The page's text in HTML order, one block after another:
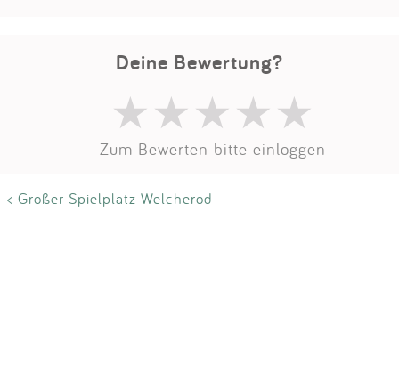
Deine Bewertung?
Zum Bewerten bitte einloggen
< Großer Spielplatz Welcherod